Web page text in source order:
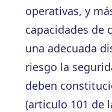
operativas, y
capacidades de
una adecuada
riesgo la
deben
(articulo 101 de